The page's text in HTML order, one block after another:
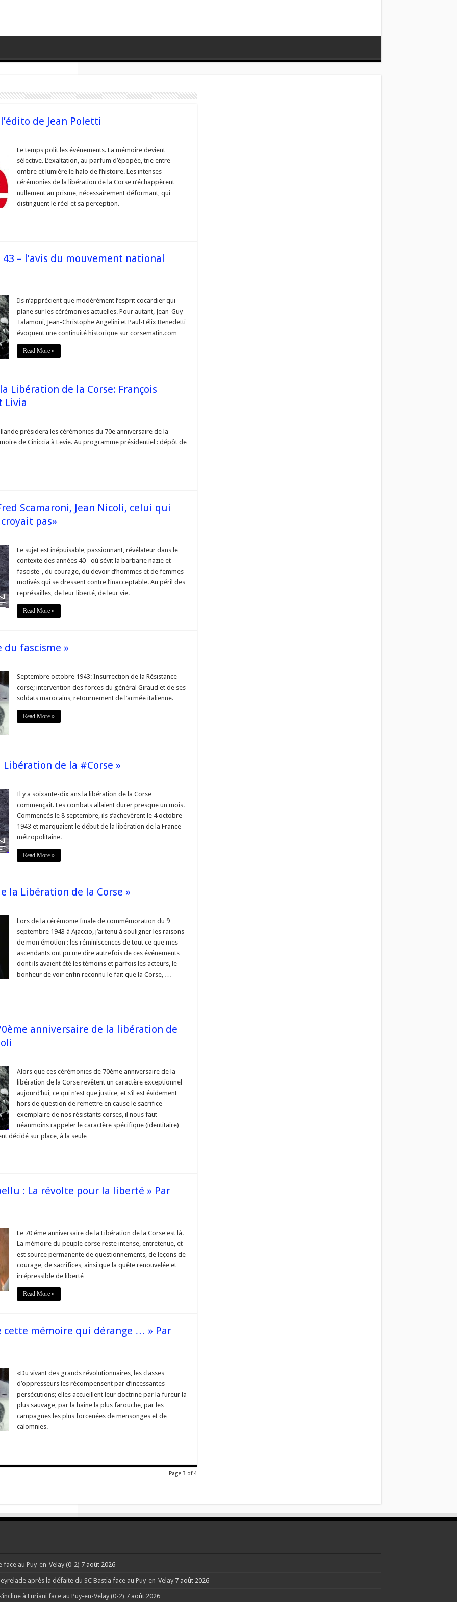
de Jean Poletti
»
Le temps polit les événements. La mémoire devient
sélective. L’exaltation, au parfum d’épopée, trie entre
ombre et lumière le halo de l’histoire. Les intenses
cérémonies de la libération de la Corse n’échappèrent
nullement au prisme, nécessairement déformant, qui
distinguent le réel et sa perception.
– l’avis du mouvement national
sur
Libération
43
–
l’avis
du
mouvement
national
#Corse
Ils n’apprécient que modérément l’esprit cocardier qui
plane sur les cérémonies actuelles. Pour autant, Jean-Guy
Talamoni, Jean-Christophe Angelini et Paul-Félix Benedetti
évoquent une continuité historique sur corsematin.com
Read More »
Libération de la Corse: François
Livia
sur
70e
anniversaire
de
Ajaccio,
Bastia
Livia
présidera les cérémonies du 70e anniversaire de la
de Ciniccia à Levie. Au programme présidentiel : dépôt de
Scamaroni, Jean Nicoli, celui qui
pas»
sur
Résistance
en
#Corse
:
Fred
Scamaroni,
Jean
Nicoli,
celui
qui
croyait
n’y
pas»
Le sujet est inépuisable, passionnant, révélateur dans le
contexte des années 40 –où sévit la barbarie nazie et
fasciste-, du courage, du devoir d’hommes et de femmes
motivés qui se dressent contre l’inacceptable. Au péril des
représailles, de leur liberté, de leur vie.
Read More »
du fascisme »
sur
libération
de
#Corse
du
fascisme »
Septembre octobre 1943: Insurrection de la Résistance
corse; intervention des forces du général Giraud et de ses
soldats marocains, retournement de l’armée italienne.
Read More »
de la #Corse »
sur
y
a
soixante-
dix
ans…
la
Libération
de
la
#Corse »
Il y a soixante-dix ans la libération de la Corse
commençait. Les combats allaient durer presque un mois.
Commencés le 8 septembre, ils s’achevèrent le 4 octobre
1943 et marquaient le début de la libération de la France
métropolitaine.
Read More »
la Libération de la Corse »
sur
Libération
Corse »
Lors de la cérémonie finale de commémoration du 9
septembre 1943 à Ajaccio, j’ai tenu à souligner les raisons
de mon émotion : les réminiscences de tout ce que mes
ascendants ont pu me dire autrefois de ces événements
dont ils avaient été les témoins et parfois les acteurs, le
bonheur de voir enfin reconnu le fait que la Corse, …
anniversaire de la libération de
sur
commémorations
du
70ème
anniversaire
de
la
libération
de
#Corse »
Par
Alors que ces cérémonies de 70ème anniversaire de la
libération de la Corse revêtent un caractère exceptionnel
aujourd’hui, ce qui n’est que justice, et s’il est évidement
hors de question de remettre en cause le sacrifice
exemplaire de nos résistants corses, il nous faut
néanmoins rappeler le caractère spécifique (identitaire)
décidé sur place, à la seule …
: La révolte pour la liberté » Par
Libération
« Ribellu
»
Le 70 éme anniversaire de la Libération de la Corse est là.
La mémoire du peuple corse reste intense, entretenue, et
est source permanente de questionnements, de leçons de
courage, de sacrifices, ainsi que la quête renouvelée et
irrépressible de liberté
Read More »
cette mémoire qui dérange … » Par
de
De
»
«Du vivant des grands révolutionnaires, les classes
d’oppresseurs les récompensent par d’incessantes
persécutions; elles accueillent leur doctrine par la fureur la
plus sauvage, par la haine la plus farouche, par les
campagnes les plus forcenées de mensonges et de
calomnies.
Page 3 of 4
face au Puy-en-Velay (0-2) 7 août 2026
après la défaite du SC Bastia face au Puy-en-Velay 7 août 2026
à Furiani face au Puy-en-Velay (0-2) 7 août 2026